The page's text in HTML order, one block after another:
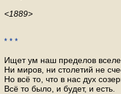
<1889>
* * *
Ищет ум наш пределов
Ни миров, ни столетий не
Но всё то, что в нас дух
Всё то было, и будет, и есть.